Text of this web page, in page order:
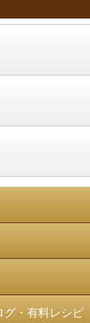
グ・有料レシピ